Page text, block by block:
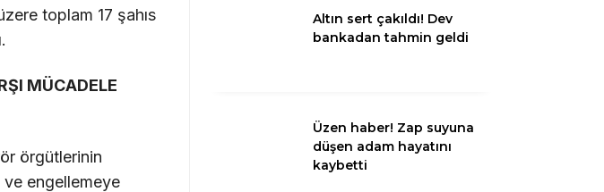
toplam 17 şahıs
MÜCADELE
örgütlerinin
engellemeye
Altın sert çakıldı! Dev
bankadan tahmin geldi
Üzen haber! Zap suyuna
düşen adam hayatını
kaybetti